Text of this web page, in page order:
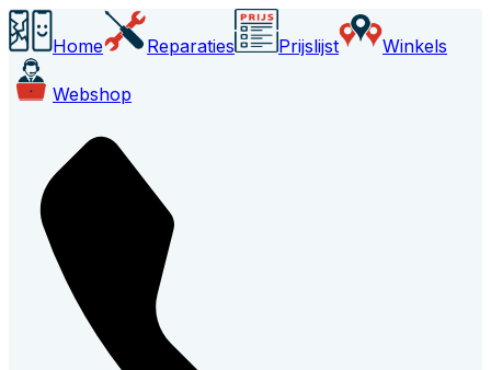
Home Reparaties Prijslijst Winkels
Webshop